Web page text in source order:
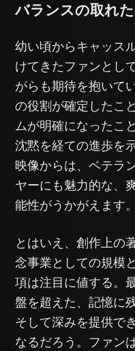
バランスの取れ
幼い頃からキャッス
けてきたファンとし
がらも期待を抱いて
の役割が確定したこ
ムが明確になったこ
沈黙を経ての進歩を
映像からは、ベテラ
ヤーにも魅力的な、
能性がうかがえます。
とはいえ、創作上の
念事業としての規模
項は注目に値する。
盤を超えた、記憶に
そして深みを提供で
なるだろう。ファン